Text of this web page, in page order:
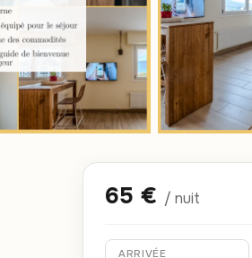
65 € / nuit
ARRIVÉE